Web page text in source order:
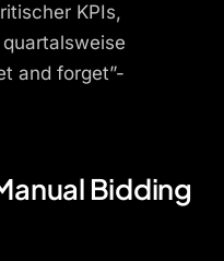
KPIs,
and forget”-
Bidding